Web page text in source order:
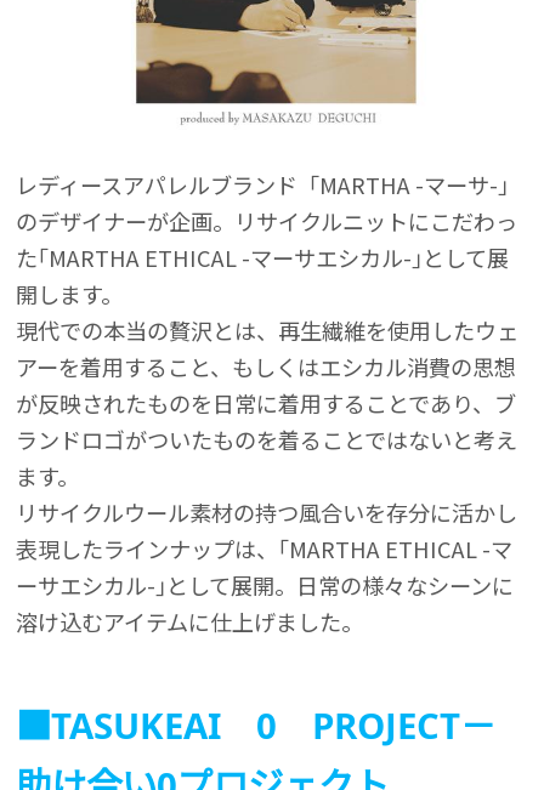
レディースアパレルブランド「MARTHA -マーサ-」
のデザイナーが企画。リサイクルニットにこだわっ
た｢MARTHA ETHICAL -マーサエシカル-｣として展
開します。
現代での本当の贅沢とは、再生繊維を使用したウェ
アーを着用すること、もしくはエシカル消費の思想
が反映されたものを日常に着用することであり、ブ
ランドロゴがついたものを着ることではないと考え
ます。
リサイクルウール素材の持つ風合いを存分に活かし
表現したラインナップは、｢MARTHA ETHICAL -マ
ーサエシカル-｣として展開。日常の様々なシーンに
溶け込むアイテムに仕上げました。
■TASUKEAI 0 PROJECT－